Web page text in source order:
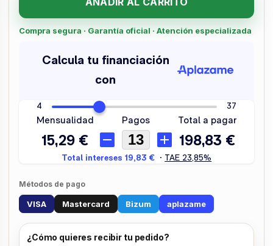
Compra segura · Garantía oficial · Atención especializada
Métodos de pago
VISA Mastercard Bizum aplazame
¿Cómo quieres recibir tu pedido?